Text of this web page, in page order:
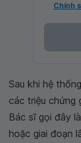
Chính
Sau khi hệ
các triệu chứng
Bác sĩ gọi đây
hoặc giai đoạn